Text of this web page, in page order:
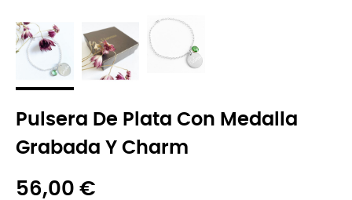
Pulsera De Plata Con Medalla
Grabada Y Charm
56,00 €